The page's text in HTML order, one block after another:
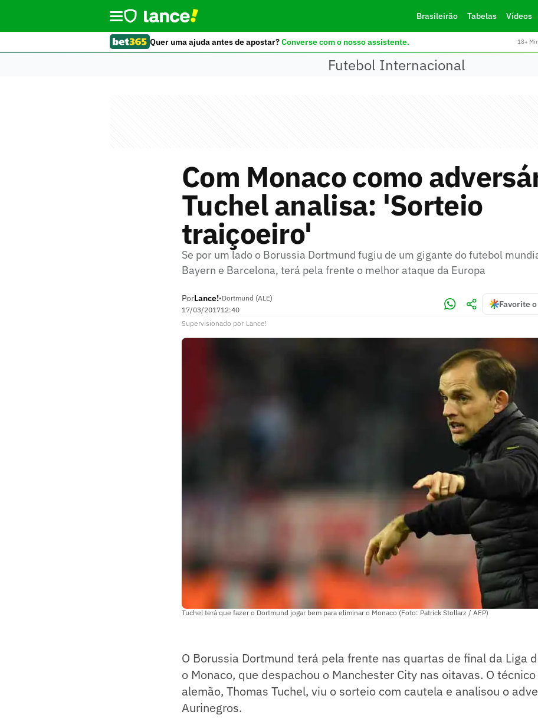
Brasileirão Tabelas Vídeos
Quer uma ajuda antes de apostar?Converse com o nosso assistente. 18+
Futebol Internacional
Com Monaco como
Tuchel analisa: 'Sorteio
traiçoeiro'
Se por um lado o Borussia Dortmund fugiu de um gigante do futebol
Bayern e Barcelona, terá pela frente o melhor ataque da Europa
PorLance!•Dortmund (ALE)
17/03/201712:40
Favorite
Supervisionado por Lance!
Tuchel terá que fazer o Dortmund jogar bem para eliminar o Monaco (Foto: Patrick Stollarz / AFP)
O Borussia Dortmund terá pela frente nas quartas de final da Liga
o Monaco, que despachou o Manchester City nas oitavas. O
alemão, Thomas Tuchel, viu o sorteio com cautela e analisou o
Aurinegros.